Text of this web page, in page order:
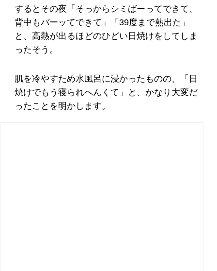
するとその夜「そっからシミばーってできて、
背中もバーッてできて」「39度まで熱出た」
と、高熱が出るほどのひどい日焼けをしてしま
ったそう。
肌を冷やすため水風呂に浸かったものの、「日
焼けでもう寝られへんくて」と、かなり大変だ
ったことを明かします。